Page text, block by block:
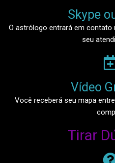
Skype
O astrólogo entrará em contato
seu
Vídeo
Você receberá seu mapa
Tirar